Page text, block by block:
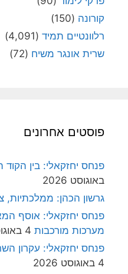
קורונה (150)
רלוונטיים תמיד (4,091)
שרית אונגר משיח (72)
פוסטים אחרונים
פנחס יחזקאלי: בין
באוגוסט 2026
גרשון הכהן: ממלכתיות,
פנחס יחזקאלי: אוסף
מערכות מורכבות 4 באוגוסט 2026
פנחס יחזקאלי: עקרון
4 באוגוסט 2026